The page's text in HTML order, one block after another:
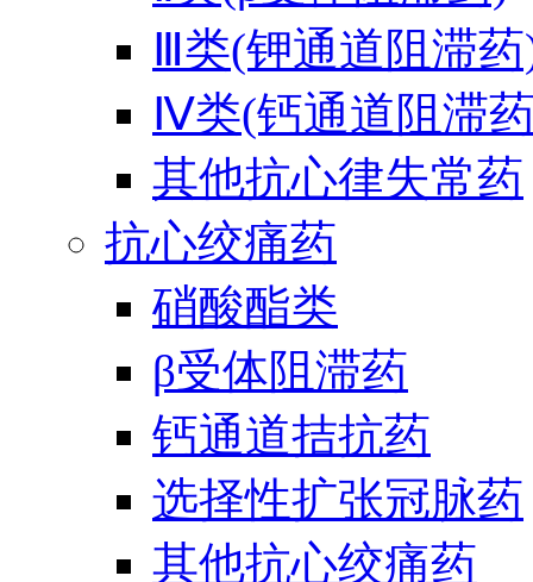
Ⅲ类(钾通道阻滞
Ⅳ类(钙通道阻滞
其他抗心律失常药
抗心绞痛药
硝酸酯类
β受体阻滞药
钙通道拮抗药
选择性扩张冠脉药
其他抗心绞痛药